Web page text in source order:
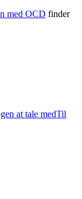
med OCD finder
at tale medTil